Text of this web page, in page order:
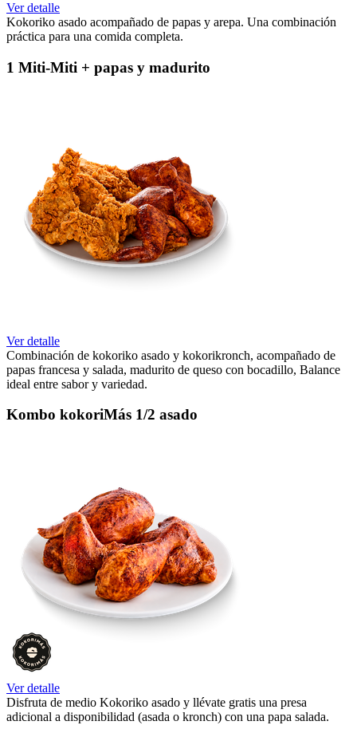
Ver detalle
Kokoriko asado acompañado de papas y arepa. Una combinación
práctica para una comida completa.
1 Miti-Miti + papas y madurito
Ver detalle
Combinación de kokoriko asado y kokorikronch, acompañado de
papas francesa y salada, madurito de queso con bocadillo, Balance
ideal entre sabor y variedad.
Kombo kokoriMás 1/2 asado
Ver detalle
Disfruta de medio Kokoriko asado y llévate gratis una presa
adicional a disponibilidad (asada o kronch) con una papa salada.